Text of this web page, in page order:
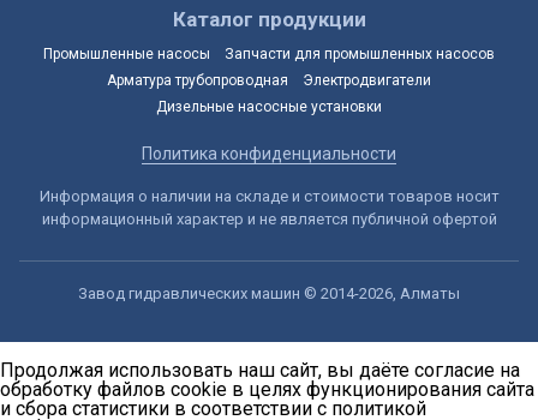
Каталог продукции
Промышленные насосы
Запчасти для промышленных насосов
Арматура трубопроводная
Электродвигатели
Дизельные насосные установки
Политика конфиденциальности
Информация о наличии на складе и стоимости товаров носит
информационный характер и не является публичной офертой
Завод гидравлических машин © 2014-2026, Алматы
Продолжая использовать наш сайт, вы даёте согласие на
обработку файлов cookie в целях функционирования сайта
и сбора статистики в соответствии с политикой